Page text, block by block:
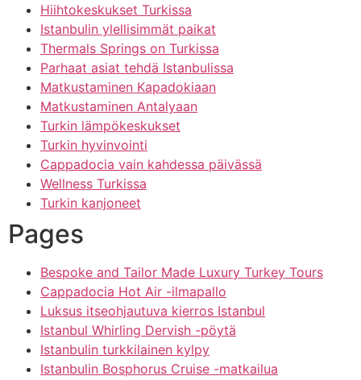
Hiihtokeskukset Turkissa
Istanbulin ylellisimmät paikat
Thermals Springs on Turkissa
Parhaat asiat tehdä Istanbulissa
Matkustaminen Kapadokiaan
Matkustaminen Antalyaan
Turkin lämpökeskukset
Turkin hyvinvointi
Cappadocia vain kahdessa päivässä
Wellness Turkissa
Turkin kanjoneet
Pages
Bespoke and Tailor Made Luxury Turkey Tours
Cappadocia Hot Air -ilmapallo
Luksus itseohjautuva kierros Istanbul
Istanbul Whirling Dervish -pöytä
Istanbulin turkkilainen kylpy
Istanbulin Bosphorus Cruise -matkailua